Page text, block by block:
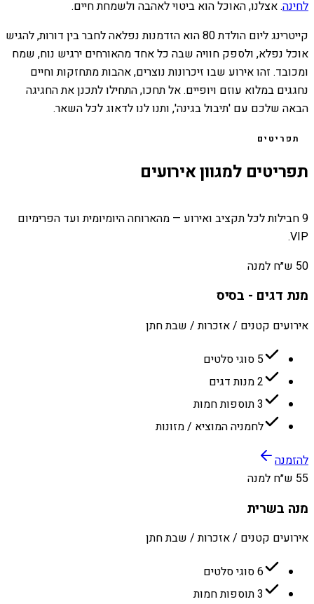
לחינה. אצלנו, האוכל הוא ביטוי לאהבה ולשמחת חיים.
קייטרינג ליום הולדת 80 הוא הזדמנות נפלאה לחבר בין דורות, להגיש
אוכל נפלא, ולספק חוויה שבה כל אחד מהאורחים ירגיש נוח, שמח
ומכובד. זהו אירוע שבו זיכרונות נוצרים, אהבות מתחזקות וחיים
נחגגים במלוא עוזם ויופיים. אל תחכו, התחילו לתכנן את החגיגה
הבאה שלכם עם 'תיבול בגינה', ותנו לנו לדאוג לכל השאר.
תפריטים
תפריטים למגוון אירועים
9 חבילות לכל תקציב ואירוע — מהארוחה היומיומית ועד הפרימיום
VIP.
50 ש״ח למנה
מנת דגים - בסיס
אירועים קטנים / אזכרות / שבת חתן
5 סוגי סלטים
2 מנות דגים
3 תוספות חמות
לחמניה המוציא / מזונות
להזמנה
55 ש״ח למנה
מנה בשרית
אירועים קטנים / אזכרות / שבת חתן
6 סוגי סלטים
3 תוספות חמות